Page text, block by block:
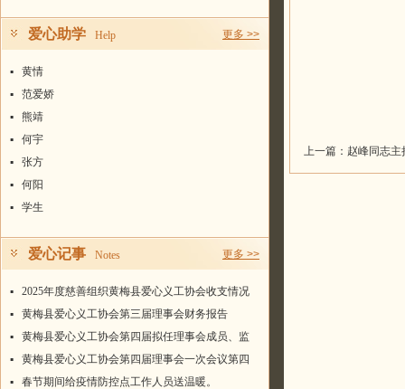
更多 >>
爱心助学 Help
▪
黄情
▪
范爱娇
▪
熊靖
▪
何宇
▪
张方
▪
何阳
▪
学生
更多 >>
爱心记事 Notes
▪
2025年度慈善组织黄梅县爱心义工协会收支情况
统计表
▪
黄梅县爱心义工协会第三届理事会财务报告
▪
黄梅县爱心义工协会第四届拟任理事会成员、监
事名单
▪
黄梅县爱心义工协会第四届理事会一次会议第四
届会长、常务副会长、副会长、秘书长名单
▪
春节期间给疫情防控点工作人员送温暖。
上一篇： 赵峰同志主